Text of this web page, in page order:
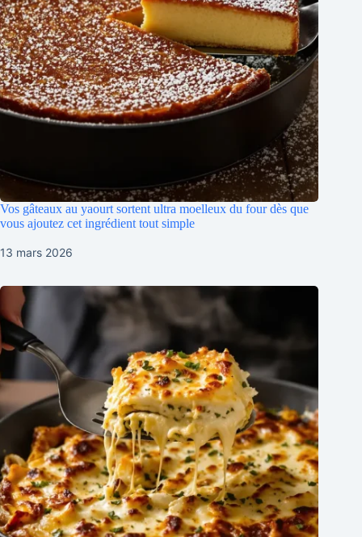
Vos gâteaux au yaourt sortent ultra moelleux du four dès que
vous ajoutez cet ingrédient tout simple
13 mars 2026